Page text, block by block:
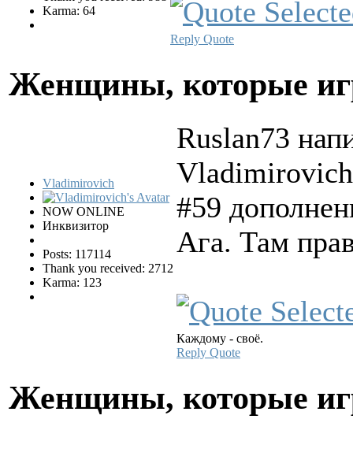
Karma: 64
Reply Quote
Женщины, которые
Vladimirovich
NOW ONLINE
Инквизитор
Posts: 117114
Thank you received: 2712
Karma: 123
Ruslan73
Vladimirovich
#59
Ага. Там
Каждому - своё.
Reply Quote
Женщины, которые